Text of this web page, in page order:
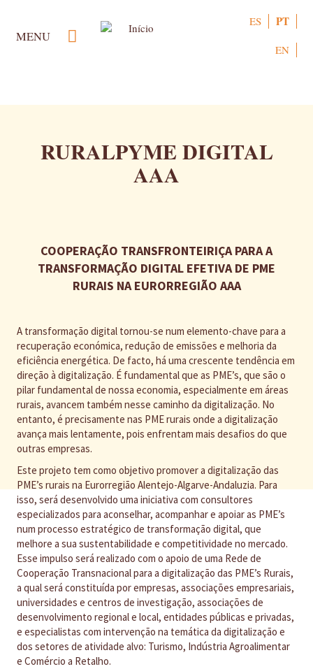
MENU
PT
ES
EN
RURALPYME DIGITAL
AAA
COOPERAÇÃO TRANSFRONTEIRIÇA PARA A
TRANSFORMAÇÃO DIGITAL EFETIVA DE PME
RURAIS NA EURORREGIÃO AAA
A transformação digital tornou-se num elemento-chave para a
recuperação económica, redução de emissões e melhoria da
eficiência energética. De facto, há uma crescente tendência em
direção à digitalização. É fundamental que as PME’s, que são o
pilar fundamental de nossa economia, especialmente em áreas
rurais, avancem também nesse caminho da digitalização. No
entanto, é precisamente nas PME rurais onde a digitalização
avança mais lentamente, pois enfrentam mais desafios do que
outras empresas.
Este projeto tem como objetivo promover a digitalização das
PME’s rurais na Eurorregião Alentejo-Algarve-Andaluzia. Para
isso, será desenvolvido uma iniciativa com consultores
especializados para aconselhar, acompanhar e apoiar as PME’s
num processo estratégico de transformação digital, que
melhore a sua sustentabilidade e competitividade no mercado.
Esse impulso será realizado com o apoio de uma Rede de
Cooperação Transnacional para a digitalização das PME’s Rurais,
a qual será constituída por empresas, associações empresariais,
universidades e centros de investigação, associações de
desenvolvimento regional e local, entidades públicas e privadas,
e especialistas com intervenção na temática da digitalização e
dos setores de atividade alvo: Turismo, Indústria Agroalimentar
e Comércio a Retalho.